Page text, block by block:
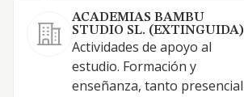
ACADEMIAS BAMBU
STUDIO SL. (EXTINGUIDA)
Actividades de apoyo al
estudio. Formación y
enseñanza, tanto presencial